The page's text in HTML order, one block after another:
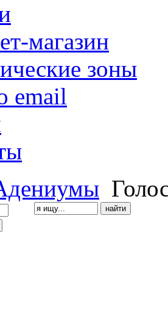
магазин
зоны
email